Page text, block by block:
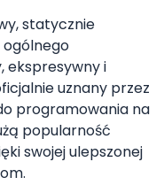
statycznie
ekspresywny i
uznany przez
programowania na
popularność
swojej ulepszonej